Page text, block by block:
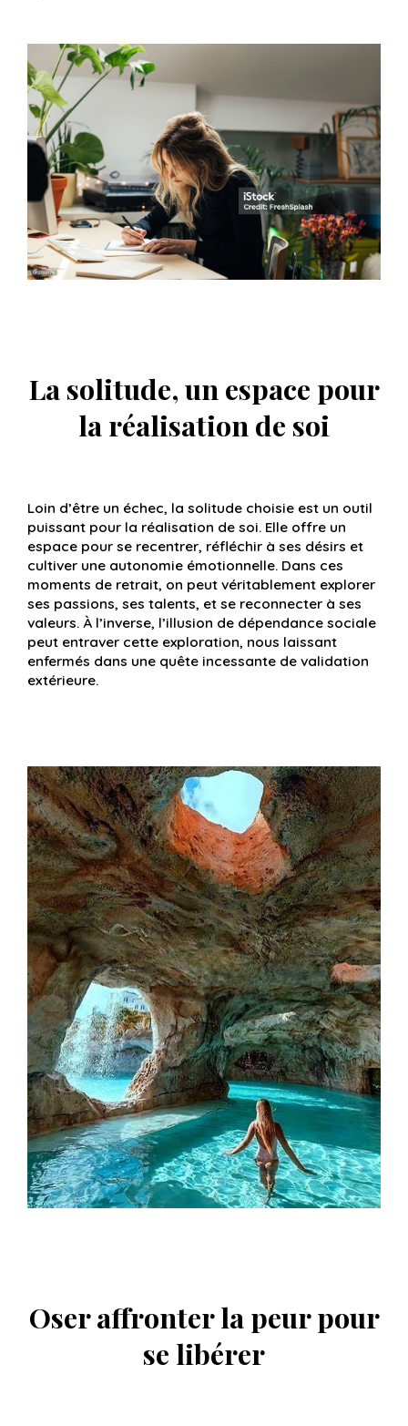
La solitude, un espace pour
la réalisation de soi
Loin d’être un échec, la solitude choisie est un outil
puissant pour la réalisation de soi. Elle offre un
espace pour se recentrer, réfléchir à ses désirs et
cultiver une autonomie émotionnelle. Dans ces
moments de retrait, on peut véritablement explorer
ses passions, ses talents, et se reconnecter à ses
valeurs. À l’inverse, l’illusion de dépendance sociale
peut entraver cette exploration, nous laissant
enfermés dans une quête incessante de validation
extérieure.
Oser affronter la peur pour
se libérer